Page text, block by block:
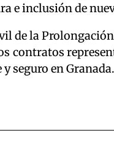
e inclusión de
de la
contratos
seguro en Granada.